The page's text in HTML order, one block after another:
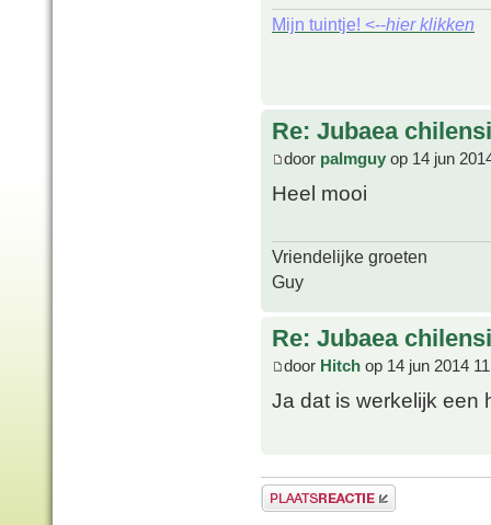
Mijn tuintje! <--hier klikken
Re: Jubaea
door palmguy op 14 jun
Heel mooi
Vriendelijke groeten
Guy
Re: Jubaea
door Hitch op 14 jun 2014
Ja dat is werkelijk een
Plaats een reactie